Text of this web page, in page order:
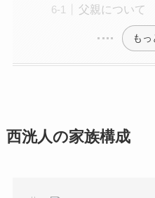
父親について
もっ
西洸人の家族構成